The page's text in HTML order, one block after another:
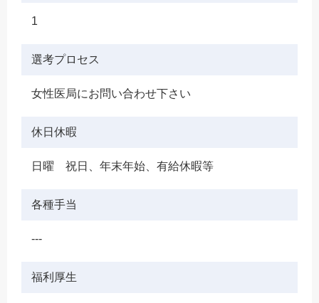
1
選考プロセス
女性医局にお問い合わせ下さい
休日休暇
日曜 祝日、年末年始、有給休暇等
各種手当
---
福利厚生